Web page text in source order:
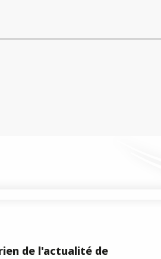
de l'actualité de